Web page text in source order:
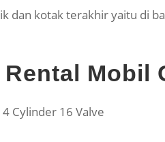
dan kotak terakhir yaitu di
Mobil
Cylinder 16 Valve